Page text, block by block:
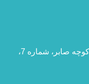
تهران، انقلاب، تقاطع جمهوری و کارگر، کوچه صابر، شماره 7،